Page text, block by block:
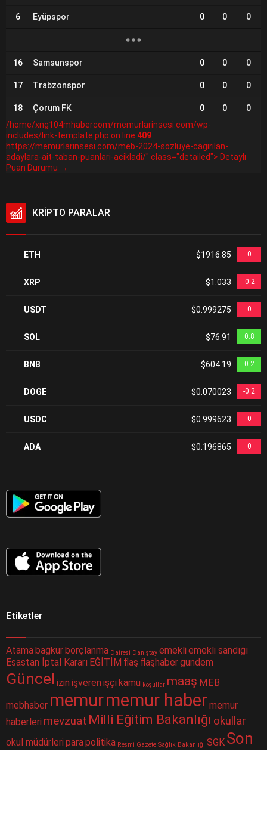
6 Eyüpspor 0 0 0
16 Samsunspor 0 0 0
17 Trabzonspor 0 0 0
18 Çorum FK 0 0
0
/home/xng104mhabercom/memurlarinsesi.com/wp-
includes/link-template.php on line 409
https://memurlarinsesi.com/meb-2024-sozluye-cagirilan-
adaylara-ait-taban-puanlari-acikladi/" class="detailed"> Detaylı
Puan Durumu →
KRİPTO PARALAR
ETH $1916.85 0
XRP $1.033 -0.2
USDT $0.999275 0
SOL $76.91 0.8
BNB $604.19 0.2
DOGE $0.070023 -0.2
USDC $0.999623 0
ADA $0.196865 0
Etiketler
Atamabağkurborçlanma Dairesi Danıştay emekliemekli sandığı
Esastan İptal Kararı EĞİTİM flaş flaşhabergundem
Güncel izin işveren işçikamu koşullar maaş MEB
mebhaber memurmemur habermemur
haberleri mevzuat Milli Eğitim Bakanlığı okullar
okul müdürleriparapolitika Resmi Gazete Sağlık Bakanlığı SGK Son